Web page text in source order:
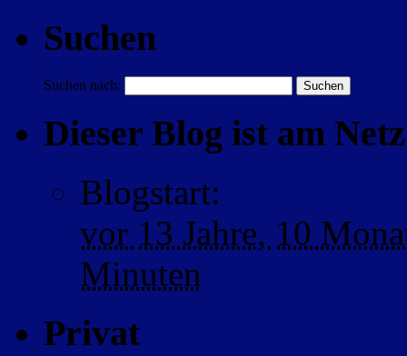
Suchen
Suchen nach:
Dieser Blog ist am
Blogstart:
vor 13 Jahre, 10
Minuten
Privat